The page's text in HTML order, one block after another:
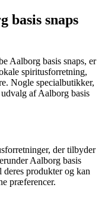
basis snaps
Aalborg basis snaps, er
spiritusforretning,
Nogle specialbutikker,
af Aalborg basis
der tilbyder
Aalborg basis
produkter og kan
præferencer.